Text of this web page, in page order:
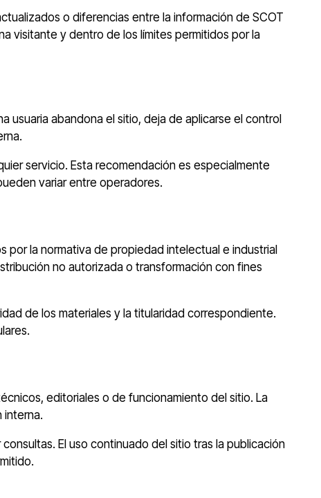
o diferencias entre la información de SCOT
visitante y dentro de los límites permitidos por la
usuaria abandona el sitio, deja de aplicarse el control
servicio. Esta recomendación es especialmente
variar entre operadores.
la normativa de propiedad intelectual e industrial
no autorizada o transformación con fines
de los materiales y la titularidad correspondiente.
editoriales o de funcionamiento del sitio. La
interna.
El uso continuado del sitio tras la publicación